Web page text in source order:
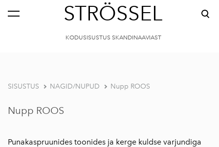
STRÖSSEL
KODUSISUSTUS SKANDINAAVIAST
SISUSTUS NAGID/NUPUD Nupp ROOS
Nupp ROOS
Punakaspruunides toonides ja kerge kuldse varjundiga